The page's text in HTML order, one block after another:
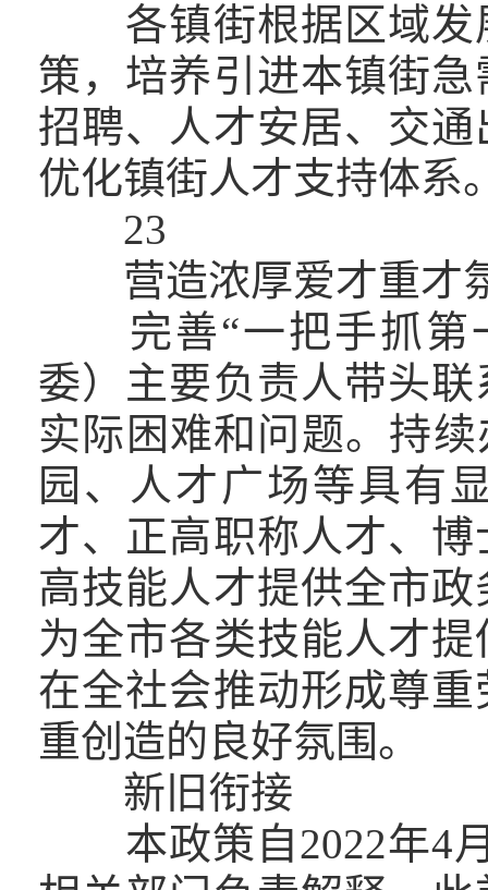
各镇街根据区域发
策，培养引进本镇街
招聘、人才安居、交
优化镇街人才支持体系
23
营造浓厚爱才重才
完善“一把手抓第
委）主要负责人带头
实际困难和问题。持
园、人才广场等具有
才、正高职称人才、
高技能人才提供全市
为全市各类技能人才
在全社会推动形成尊
重创造的良好氛围。
新旧衔接
本政策自2022年4月